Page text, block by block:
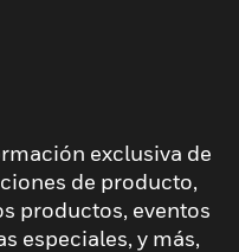
exclusiva de
de producto,
productos, eventos
especiales, y más,